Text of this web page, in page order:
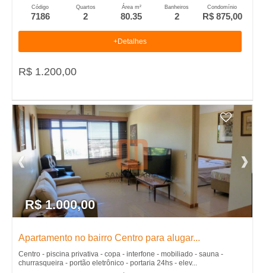
Código
7186
Quartos
2
Área m²
80.35
Banheiros
2
Condomínio
R$ 875,00
+Detalhes
R$ 1.200,00
R$ 1.000,00
Apartamento no bairro Centro para alugar...
Centro - piscina privativa - copa - interfone - mobiliado - sauna -
churrasqueira - portão eletrônico - portaria 24hs - elev...